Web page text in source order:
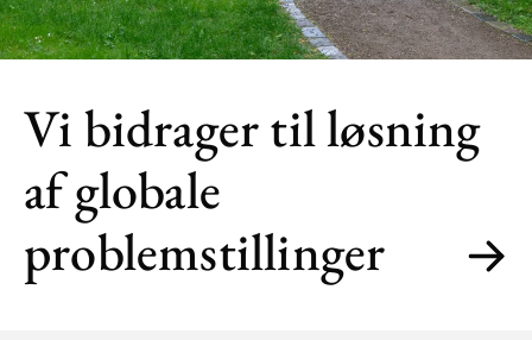
Vi bidrager til løsning
af globale
problemstillinger